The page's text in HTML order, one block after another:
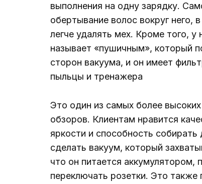
выполнения на одну зарядку.
обертывание волос вокруг него,
легче удалять мех. Кроме того,
называет «пушичным», который
сторон вакуума, и он имеет
пыльцы и тренажера
Это один из самых более
обзоров. Клиентам нравится
яркости и способность
сделать вакуум, который
что он питается аккумулятором,
переключать розетки. Это также